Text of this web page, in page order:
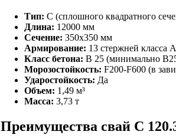
Тип: С (сплошного квадратного
Длина: 12000 мм
Сечение: 350х350 мм
Армирование: 13 стержней
Класс бетона: В 25 (минимально
Морозостойкость: F200-F600 (в
Ударостойкость: Да
Объем: 1,49 м³
Масса: 3,73 т
Преимущества свай С